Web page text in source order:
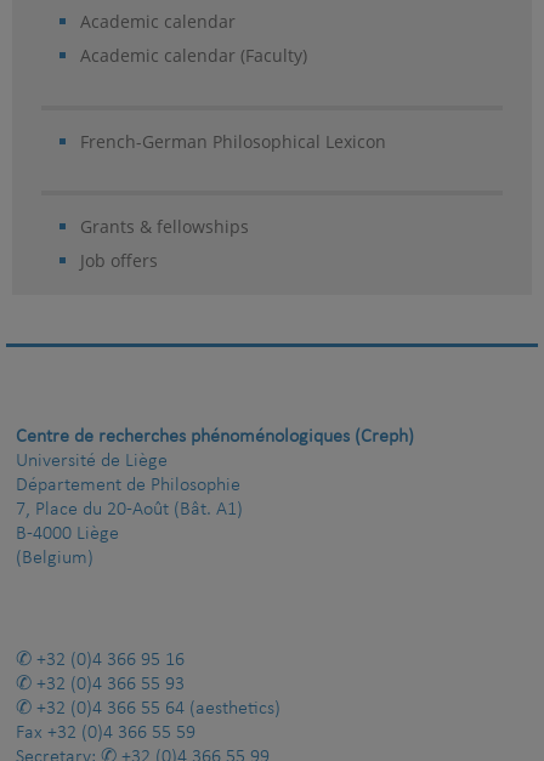
Academic calendar
Academic calendar (Faculty)
French-German Philosophical Lexicon
Grants & fellowships
Job offers
Centre de recherches phénoménologiques (Creph)
Université de Liège
Département de Philosophie
7, Place du 20-Août (Bât. A1)
B-4000 Liège
(Belgium)
+32 (0)4 366 95 16
+32 (0)4 366 55 93
+32 (0)4 366 55 64 (aesthetics)
Fax +32 (0)4 366 55 59